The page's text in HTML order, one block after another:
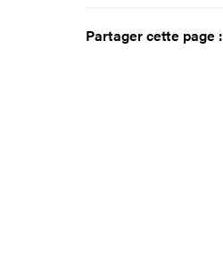
Partager cette page :